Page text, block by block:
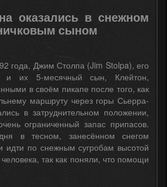
оказались в снежном
сыном
года, Джим Столпа (Jim Stolpa), его
и их 5-месячный сын, Клейтон,
в своём пикапе после того, как
маршруту через горы Сьерра-
в затруднительном положении,
ограниченный запас припасов.
в тесном, занесённом снегом
идти по снежным сугробам высотой
так как поняли, что помощи